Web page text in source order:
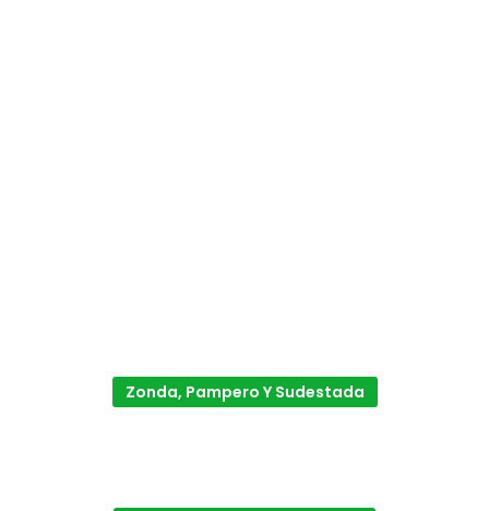
Zonda, Pampero Y Sudestada